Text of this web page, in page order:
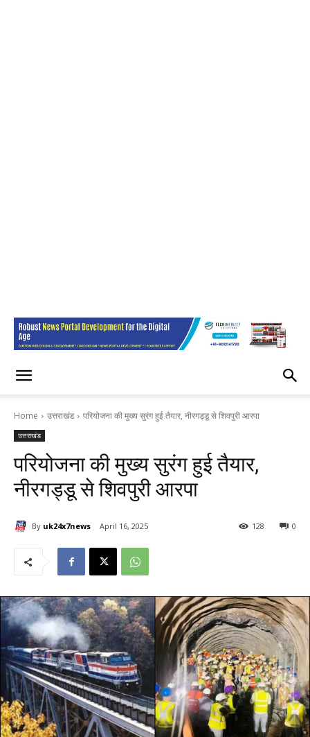
Home उत्तराखंड परियोजना की मुख्य सुरंग हुई तैयार, नीरगड्डू से शिवपुरी आरपा
उत्तराखंड
परियोजना की मुख्य सुरंग हुई तैयार,
नीरगड्डू से शिवपुरी आरपा
By uk24x7news April 16, 2025 0
128